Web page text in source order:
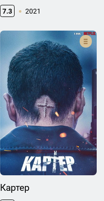
7.3 2021
Картер